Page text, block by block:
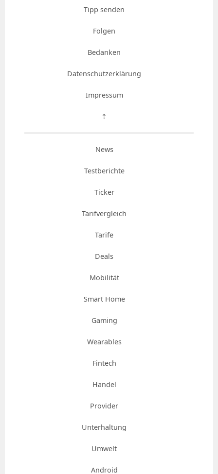
Tipp senden
Folgen
Bedanken
Datenschutzerklärung
Impressum
⇡
News
Testberichte
Ticker
Tarifvergleich
Tarife
Deals
Mobilität
Smart Home
Gaming
Wearables
Fintech
Handel
Provider
Unterhaltung
Umwelt
Android